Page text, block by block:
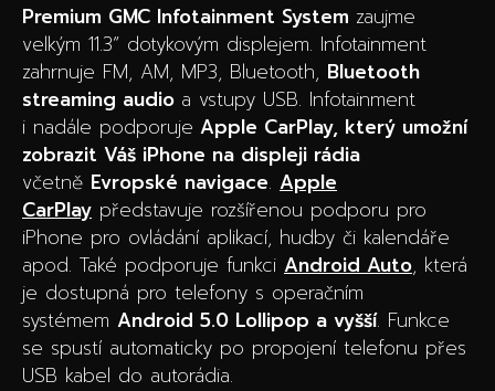
Premium GMC Infotainment System zaujme
velkým 11.3“ dotykovým displejem. Infotainment
zahrnuje FM, AM, MP3, Bluetooth, Bluetooth
streaming audio a vstupy USB. Infotainment
i nadále podporuje Apple CarPlay, který umožní
zobrazit Váš iPhone na displeji rádia
včetně Evropské navigace. Apple
CarPlay představuje rozšířenou podporu pro
iPhone pro ovládání aplikací, hudby či kalendáře
apod. Také podporuje funkci Android Auto, která
je dostupná pro telefony s operačním
systémem Android 5.0 Lollipop a vyšší. Funkce
se spustí automaticky po propojení telefonu přes
USB kabel do autorádia.